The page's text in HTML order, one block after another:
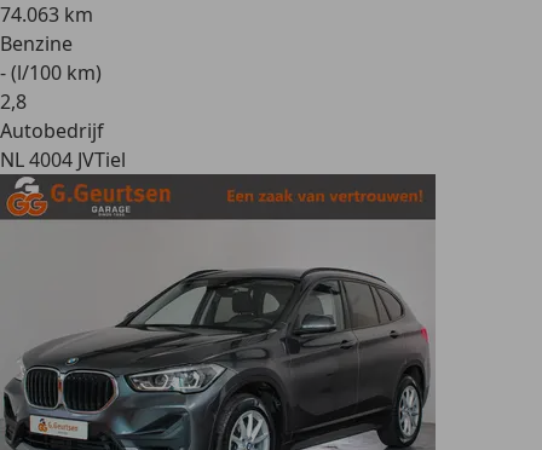
74.063 km
Benzine
- (l/100 km)
2,8
Autobedrijf
NL 4004 JVTiel